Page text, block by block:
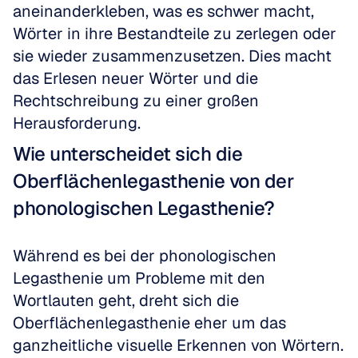
aneinanderkleben, was es schwer macht,
Wörter in ihre Bestandteile zu zerlegen oder
sie wieder zusammenzusetzen. Dies macht
das Erlesen neuer Wörter und die
Rechtschreibung zu einer großen
Herausforderung.
Wie unterscheidet sich die
Oberflächenlegasthenie von der
phonologischen Legasthenie?
Während es bei der phonologischen
Legasthenie um Probleme mit den
Wortlauten geht, dreht sich die
Oberflächenlegasthenie eher um das
ganzheitliche visuelle Erkennen von Wörtern.